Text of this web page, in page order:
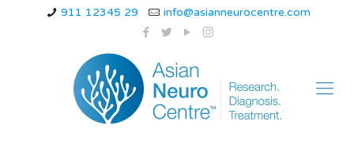
911 12345 29 info@asianneurocentre.com